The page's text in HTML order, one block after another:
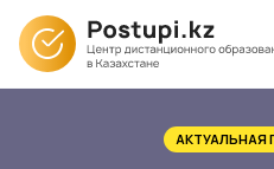
АКТУАЛЬНАЯ